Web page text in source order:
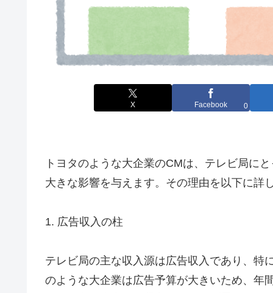
X Facebook 0
トヨタのような大企業のCMは、テレビ局に
大きな影響を与えます。その理由を以下に詳
1. 広告収入の柱
テレビ局の主な収入源は広告収入であり、特
のような大企業は広告予算が大きいため、年